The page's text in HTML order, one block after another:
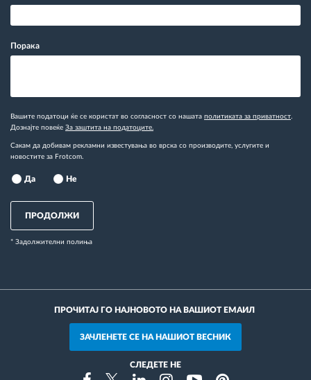
Порака
Вашите податоци ќе се користат во согласност со нашата политиката за приватност
Дознајте повеќе За заштита на податоците.
Сакам да добивам рекламни известувања во врска со производите, услугите и
новостите за Frotcom.
Да Не
ПРОДОЛЖИ
* Задолжителни полиња
ПРОЧИТАЈ ГО НАЈНОВОТО НА ВАШИОТ ЕМАИЛ
ЗАЧЛЕНЕТЕ СЕ НА НАШИОТ ВЕСНИК
СЛЕДЕТЕ НЕ